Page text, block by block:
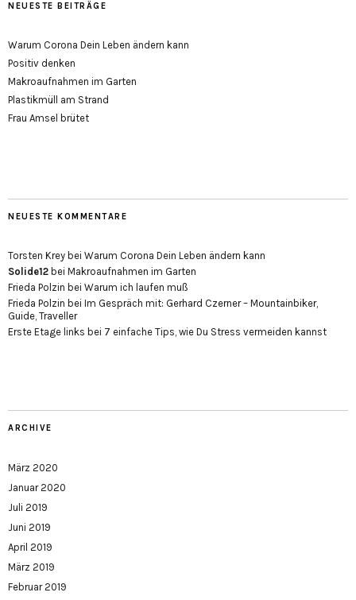
NEUESTE BEITRÄGE
Warum Corona Dein Leben ändern kann
Positiv denken
Makroaufnahmen im Garten
Plastikmüll am Strand
Frau Amsel brütet
NEUESTE KOMMENTARE
Torsten Krey bei Warum Corona Dein Leben ändern kann
Solide12 bei Makroaufnahmen im Garten
Frieda Polzin bei Warum ich laufen muß
Frieda Polzin bei Im Gespräch mit: Gerhard Czerner – Mountainbiker,
Guide, Traveller
Erste Etage links bei 7 einfache Tips, wie Du Stress vermeiden kannst
ARCHIVE
März 2020
Januar 2020
Juli 2019
Juni 2019
April 2019
März 2019
Februar 2019